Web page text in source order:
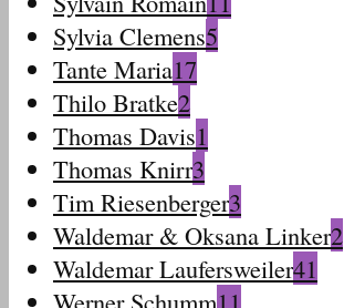
Sylvia Clemens5
Tante Maria17
Thilo Bratke2
Thomas Davis1
Thomas Knirr3
Tim Riesenberger3
Waldemar & Oksana Linker2
Waldemar Laufersweiler41